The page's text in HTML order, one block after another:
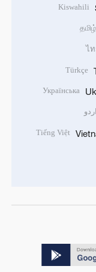
Kiswahili
தமிழ்
ไ
Türkçe
Українська
اردو
Tiếng Việt